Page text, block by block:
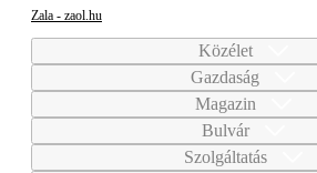
Zala - zaol.hu
Közélet
Gazdaság
Magazin
Bulvár
Szolgáltatás